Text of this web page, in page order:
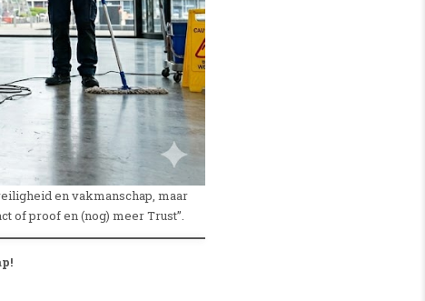
en vakmanschap, maar
of proof en (nog) meer Trust”.